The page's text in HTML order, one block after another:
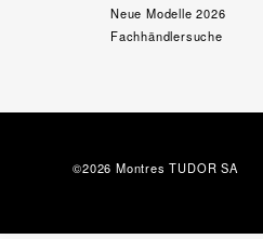
Neue Modelle 2026
Fachhändlersuche
©2026 Montres TUDOR SA